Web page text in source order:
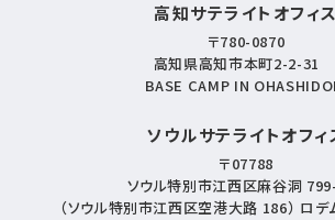
高知サテライトオフィス
〒780-0870
高知県高知市本町2-2-31
BASE CAMP IN
ソウルサテライトオフィ
〒07788
ソウル特別市江西区麻谷洞
（ソウル特別市江西区空港大路 186） ロ